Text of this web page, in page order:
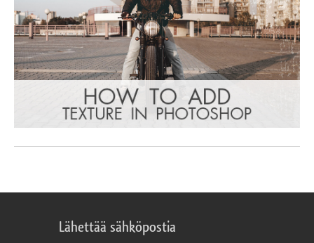
Lähettää sähköpostia